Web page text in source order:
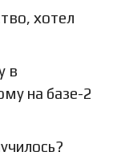
хотел
в
на базе-2